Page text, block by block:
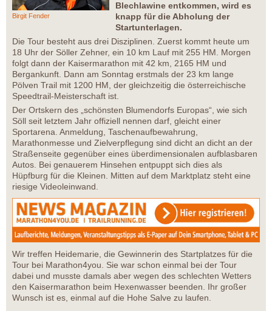
Birgit Fender
Blechlawine entkommen, wird es
knapp für die Abholung der
Startunterlagen.
Die Tour besteht aus drei Disziplinen. Zuerst kommt heute um
18 Uhr der Söller Zehner, ein 10 km Lauf mit 255 HM. Morgen
folgt dann der Kaisermarathon mit 42 km, 2165 HM und
Bergankunft. Dann am Sonntag erstmals der 23 km lange
Pölven Trail mit 1200 HM, der gleichzeitig die österreichische
Speedtrail-Meisterschaft ist.
Der Ortskern des „schönsten Blumendorfs Europas“, wie sich
Söll seit letztem Jahr offiziell nennen darf, gleicht einer
Sportarena. Anmeldung, Taschenaufbewahrung,
Marathonmesse und Zielverpflegung sind dicht an dicht an der
Straßenseite gegenüber eines überdimensionalen aufblasbaren
Autos. Bei genauerem Hinsehen entpuppt sich dies als
Hüpfburg für die Kleinen. Mitten auf dem Marktplatz steht eine
riesige Videoleinwand.
Wir treffen Heidemarie, die Gewinnerin des Startplatzes für die
Tour bei Marathon4you. Sie war schon einmal bei der Tour
dabei und musste damals aber wegen des schlechten Wetters
den Kaisermarathon beim Hexenwasser beenden. Ihr großer
Wunsch ist es, einmal auf die Hohe Salve zu laufen.